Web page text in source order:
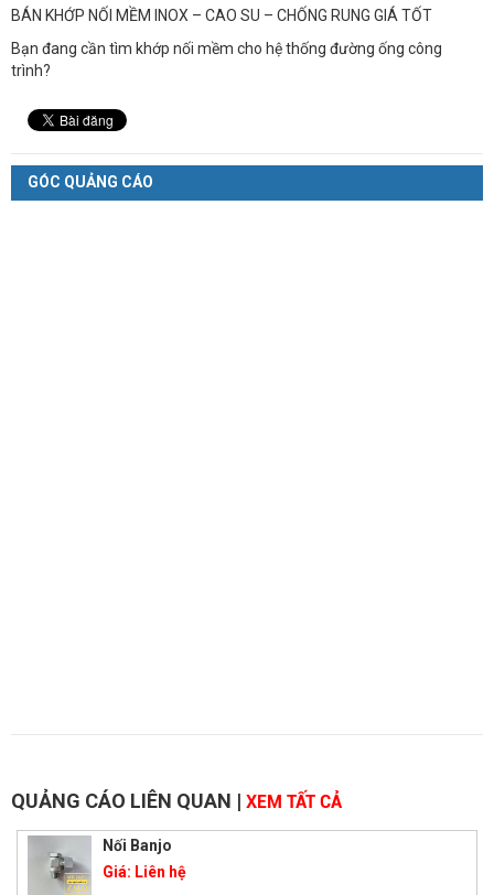
BÁN KHỚP NỐI MỀM INOX – CAO SU – CHỐNG RUNG GIÁ TỐT
Bạn đang cần tìm khớp nối mềm cho hệ thống đường ống công
trình?
GÓC QUẢNG CÁO
QUẢNG CÁO LIÊN QUAN | XEM TẤT CẢ
Nối Banjo
Giá: Liên hệ